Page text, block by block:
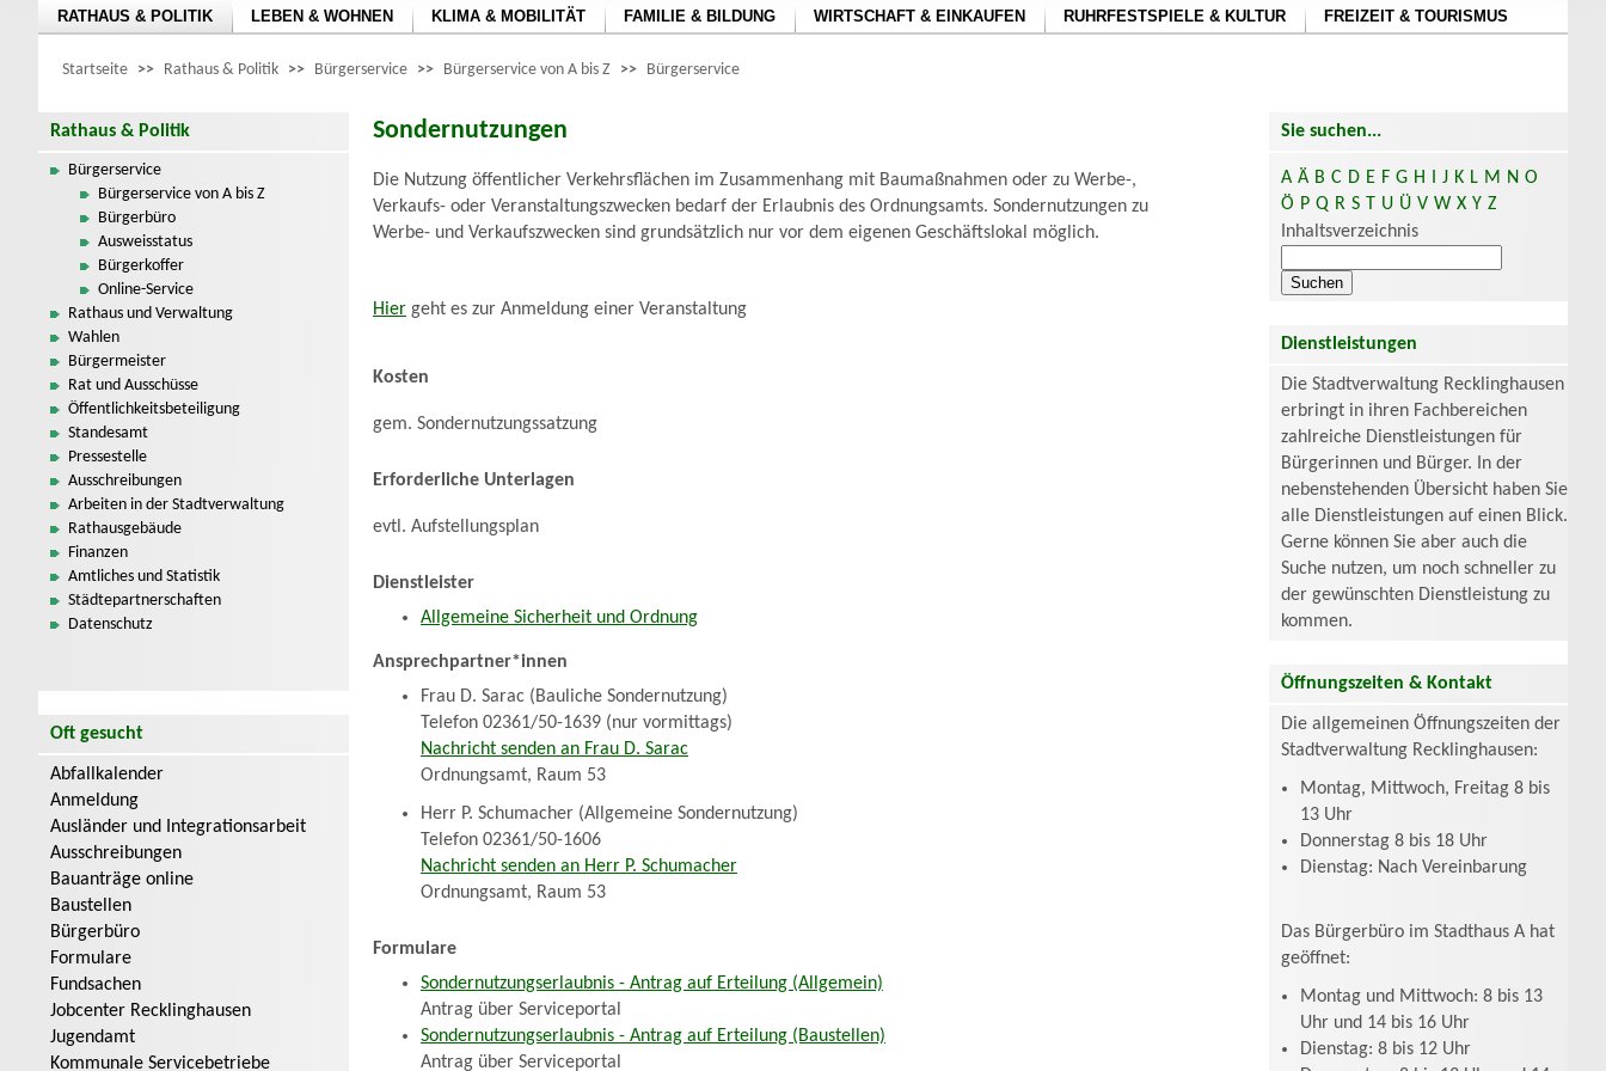
RATHAUS & POLITIK LEBEN & WOHNEN KLIMA & MOBILITÄT FAMILIE & BILDUNG WIRTSCHAFT & EINKAUFEN RUHRFESTSPIELE & KULTUR FREIZEIT & TOURISMUS
Startseite >> Rathaus & Politik >> Bürgerservice >> Bürgerservice von A bis Z >> Bürgerservice
Rathaus & Politik
Bürgerservice
Bürgerservice von A bis Z
Bürgerbüro
Ausweisstatus
Bürgerkoffer
Online-Service
Rathaus und Verwaltung
Wahlen
Bürgermeister
Rat und Ausschüsse
Öffentlichkeitsbeteiligung
Standesamt
Pressestelle
Ausschreibungen
Arbeiten in der Stadtverwaltung
Rathausgebäude
Finanzen
Amtliches und Statistik
Städtepartnerschaften
Datenschutz
Oft gesucht
Abfallkalender
Anmeldung
Ausländer und Integrationsarbeit
Ausschreibungen
Bauanträge online
Baustellen
Bürgerbüro
Formulare
Fundsachen
Jobcenter Recklinghausen
Jugendamt
Kommunale Servicebetriebe
Sondernutzungen
Die Nutzung öffentlicher Verkehrsflächen im Zusammenhang mit Baumaßnahmen oder zu Werbe-,
Verkaufs- oder Veranstaltungszwecken bedarf der Erlaubnis des Ordnungsamts. Sondernutzungen zu
Werbe- und Verkaufszwecken sind grundsätzlich nur vor dem eigenen Geschäftslokal möglich.
Hier geht es zur Anmeldung einer Veranstaltung
Kosten
gem. Sondernutzungssatzung
Erforderliche Unterlagen
evtl. Aufstellungsplan
Dienstleister
Allgemeine Sicherheit und Ordnung
Ansprechpartner*innen
Frau D. Sarac (Bauliche Sondernutzung)
Telefon 02361/50-1639 (nur vormittags)
Nachricht senden an Frau D. Sarac
Ordnungsamt, Raum 53
Herr P. Schumacher (Allgemeine Sondernutzung)
Telefon 02361/50-1606
Nachricht senden an Herr P. Schumacher
Ordnungsamt, Raum 53
Formulare
Sondernutzungserlaubnis - Antrag auf Erteilung (Allgemein)
Antrag über Serviceportal
Sondernutzungserlaubnis - Antrag auf Erteilung (Baustellen)
Antrag über Serviceportal
Sie suchen...
A Ä B C D E F G H J K L M N O
Ö P Q R S T U Ü V W X Y Z
Inhaltsverzeichnis
Dienstleistungen
Die Stadtverwaltung Recklinghausen
erbringt in ihren Fachbereichen
zahlreiche Dienstleistungen für
Bürgerinnen und Bürger. In der
nebenstehenden Übersicht haben Sie
alle Dienstleistungen auf einen Blick.
Gerne können Sie aber auch die
Suche nutzen, um noch schneller zu
der gewünschten Dienstleistung zu
kommen.
Öffnungszeiten & Kontakt
Die allgemeinen Öffnungszeiten der
Stadtverwaltung Recklinghausen:
Montag, Mittwoch, Freitag 8 bis
13 Uhr
Donnerstag 8 bis 18 Uhr
Dienstag: Nach Vereinbarung
Das Bürgerbüro im Stadthaus A hat
geöffnet:
Montag und Mittwoch: 8 bis 13
Uhr und 14 bis 16 Uhr
Dienstag: 8 bis 12 Uhr